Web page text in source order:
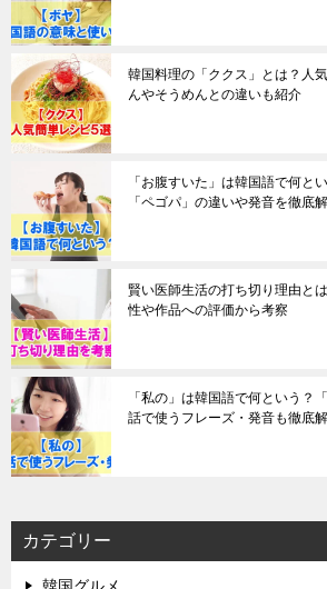
韓国料理の「ククス」とは？人
んやそうめんとの違いも紹介
「お腹すいた」は韓国語で何と
「ペゴパ」の違いや発音を徹底
賢い医師生活の打ち切り理由と
性や作品への評価から考察
「私の」は韓国語で何という？
話で使うフレーズ・発音も徹底
カテゴリー
韓国グルメ